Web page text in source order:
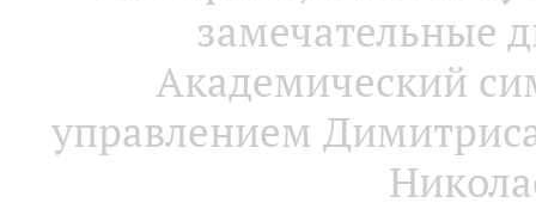
замечательные
Академический
управлением